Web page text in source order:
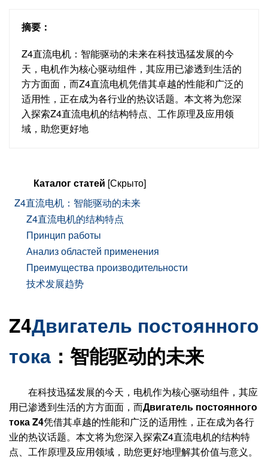
摘要：
Z4直流电机：智能驱动的未来在科技迅猛发展的今
天，电机作为核心驱动组件，其应用已渗透到生活的
方方面面，而Z4直流电机凭借其卓越的性能和广泛的
适用性，正在成为各行业的热议话题。本文将为您深
入探索Z4直流电机的结构特点、工作原理及应用领
域，助您更好地
Каталог статей [Скрыто]
Z4直流电机：智能驱动的未来
Z4直流电机的结构特点
Принцип работы
Анализ областей применения
Преимущества производительности
技术发展趋势
Z4Двигатель постоянного
тока ：智能驱动的未来
在科技迅猛发展的今天，电机作为核心驱动组件，其应
用已渗透到生活的方方面面，而Двигатель постоянного
тока Z4凭借其卓越的性能和广泛的适用性，正在成为各行
业的热议话题。本文将为您深入探索Z4直流电机的结构特
点、工作原理及应用领域，助您更好地理解其价值与意义。